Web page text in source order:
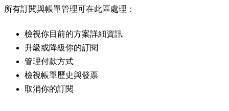
所有訂閱與帳單管理可在此區處理：
檢視你目前的方案詳細資訊
升級或降級你的訂閱
管理付款方式
檢視帳單歷史與發票
取消你的訂閱